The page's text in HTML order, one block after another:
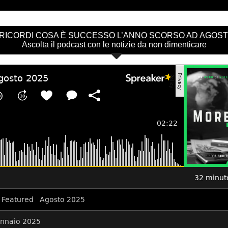
COSA È SUCCESSO L’ANNO SCORSO AD
Ascolta il podcast con le notizie da non dimenticare